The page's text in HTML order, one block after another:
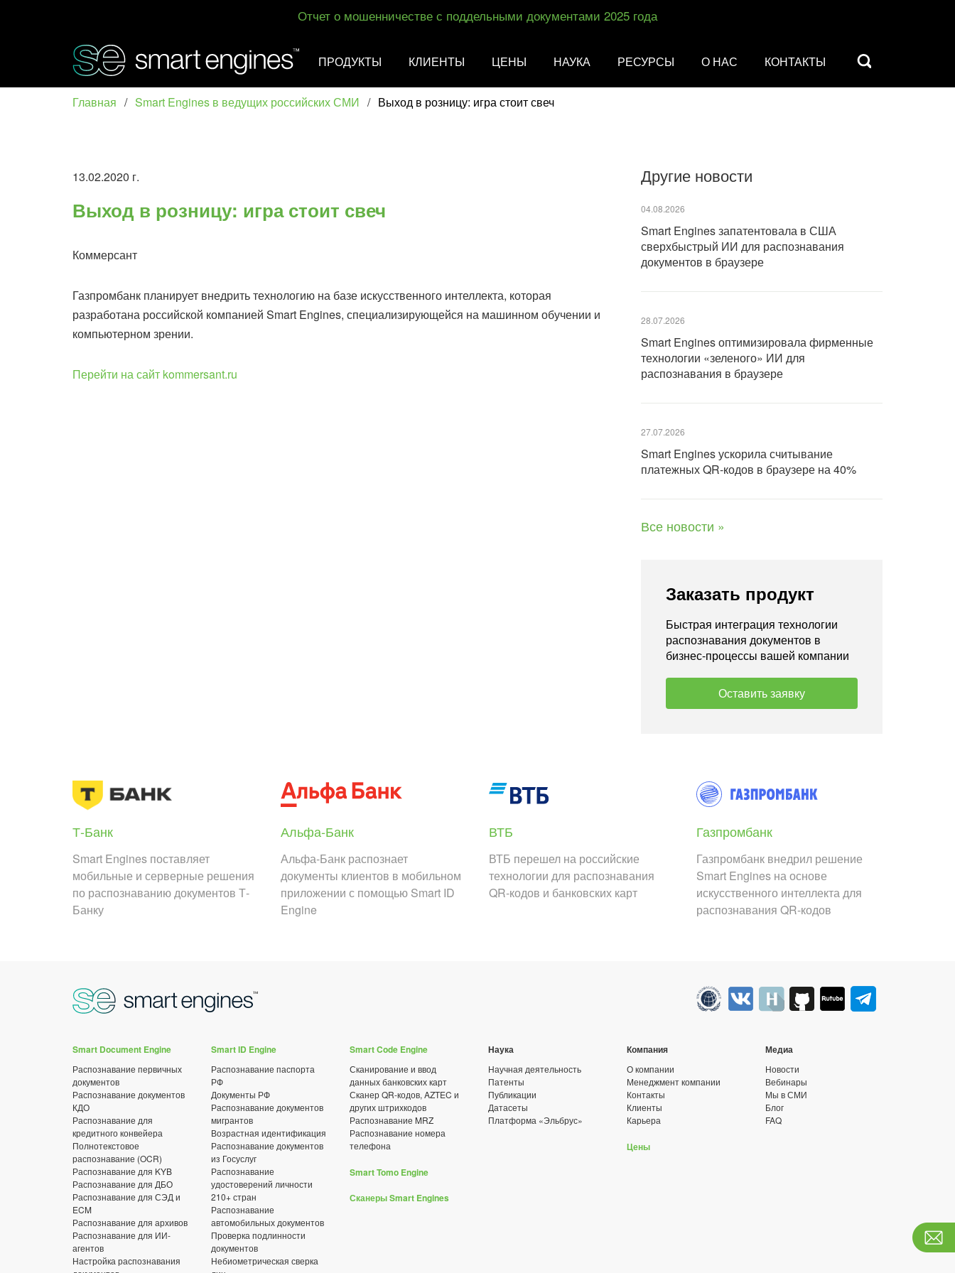
Отчет о мошенничестве с поддельными документами 2025 года
ПРОДУКТЫ КЛИЕНТЫ ЦЕНЫ НАУКА РЕСУРСЫ О НАС КОНТАКТЫ
Главная / Smart Engines в ведущих российских СМИ / Выход в розницу: игра стоит свеч
13.02.2020 г.
Выход в розницу: игра стоит свеч
Коммерсант
Газпромбанк планирует внедрить технологию на базе искусственного интеллекта, которая
разработана российской компанией Smart Engines, специализирующейся на машинном обучении и
компьютерном зрении.
Перейти на сайт kommersant.ru
Другие новости
04.08.2026
Smart Engines запатентовала в США
сверхбыстрый ИИ для распознавания
документов в браузере
28.07.2026
Smart Engines оптимизировала фирменные
технологии «зеленого» ИИ для
распознавания в браузере
27.07.2026
Smart Engines ускорила считывание
платежных QR-кодов в браузере на 40%
Все новости »
Заказать продукт
Быстрая интеграция технологии
распознавания документов в
бизнес-процессы вашей компании
Оставить заявку
Т-Банк
Smart Engines поставляет
мобильные и серверные решения
по распознаванию документов Т-
Банку
Альфа-Банк
Альфа-Банк распознает
документы клиентов в мобильном
приложении с помощью Smart ID
Engine
ВТБ
ВТБ перешел на российские
технологии для распознавания
QR-кодов и банковских карт
Газпромбанк
Газпромбанк внедрил решение
Smart Engines на основе
искусственного интеллекта для
распознавания QR-кодов
Smart Document Engine
Распознавание первичных
документов
Распознавание документов
КДО
Распознавание для
кредитного конвейера
Полнотекстовое
распознавание (OCR)
Распознавание для KYB
Распознавание для ДБО
Распознавание для СЭД и
ECM
Распознавание для архивов
Распознавание для ИИ-
агентов
Настройка распознавания
Smart ID Engine
Распознавание паспорта
РФ
Документы РФ
Распознавание документов
мигрантов
Возрастная идентификация
Распознавание документов
из Госуслуг
Распознавание
удостоверений личности
210+ стран
Распознавание
автомобильных документов
Проверка подлинности
документов
Небиометрическая сверка
Smart Code Engine
Сканирование и ввод
данных банковских карт
Сканер QR-кодов, AZTEC и
других штрихкодов
Распознавание MRZ
Распознавание номера
телефона
Smart Tomo Engine
Сканеры Smart Engines
Наука
Научная деятельность
Патенты
Публикации
Датасеты
Платформа «Эльбрус»
Компания
О компании
Менеджмент компании
Контакты
Клиенты
Карьера
Цены
Медиа
Новости
Вебинары
Мы в СМИ
Блог
FAQ